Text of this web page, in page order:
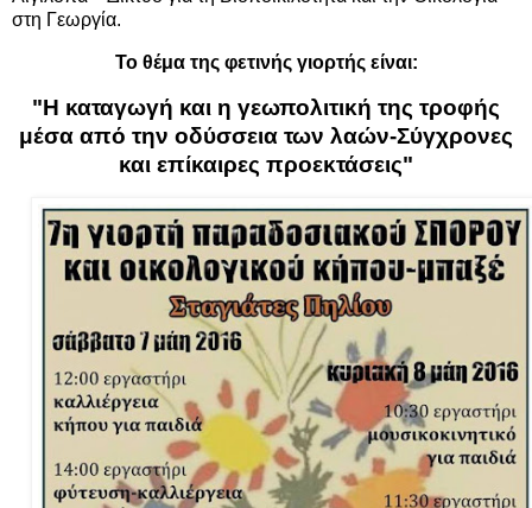
στη Γεωργία.
Το θέμα της φετινής γιορτής είναι:
"Η καταγωγή και η γεωπολιτική της τροφής
μέσα από την οδύσσεια των λαών-Σύγχρονες
και επίκαιρες προεκτάσεις"